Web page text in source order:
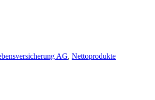
AG, Nettoprodukte